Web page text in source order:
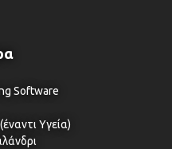
Software
Υγεία)